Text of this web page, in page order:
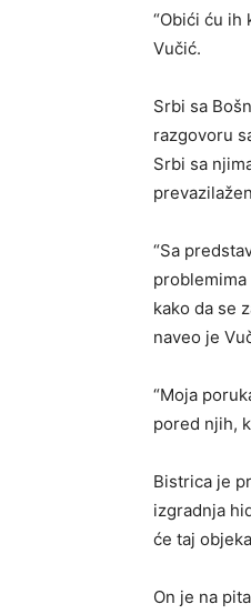
“Obići ću ih
Vučić.
Srbi sa
razgovoru
Srbi sa
“Sa
kako da se
naveo je
“Moja
pored njih,
Bistrica je
izgradnja
će taj
On je na